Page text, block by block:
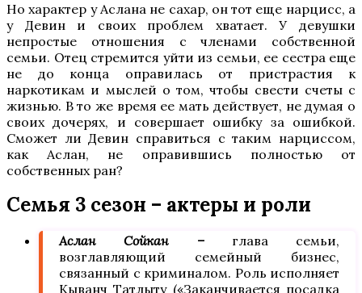
Но характер у Аслана не сахар, он тот еще нарцисс, а
у Девин и своих проблем хватает. У девушки
непростые отношения с членами собственной
семьи. Отец стремится уйти из семьи, ее сестра еще
не до конца оправилась от пристрастия к
наркотикам и мыслей о том, чтобы свести счеты с
жизнью. В то же время ее мать действует, не думая о
своих дочерях, и совершает ошибку за ошибкой.
Сможет ли Девин справиться с таким нарциссом,
как Аслан, не оправившись полностью от
собственных ран?
Семья 3 сезон – актеры и роли
Аслан Сойкан – глава семьи,
возглавляющий семейный бизнес,
связанный с криминалом. Роль исполняет
Кыванч Татлыту («Заканчивается посадка